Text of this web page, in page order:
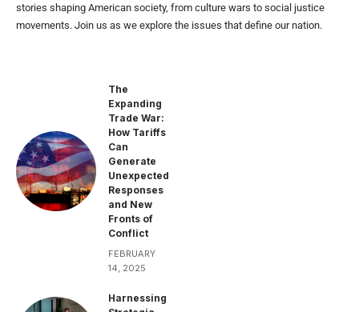
stories shaping American society, from culture wars to social justice
movements. Join us as we explore the issues that define our nation.
The
Expanding
Trade War:
How Tariffs
Can
Generate
Unexpected
Responses
and New
Fronts of
Conflict
FEBRUARY
14, 2025
Harnessing